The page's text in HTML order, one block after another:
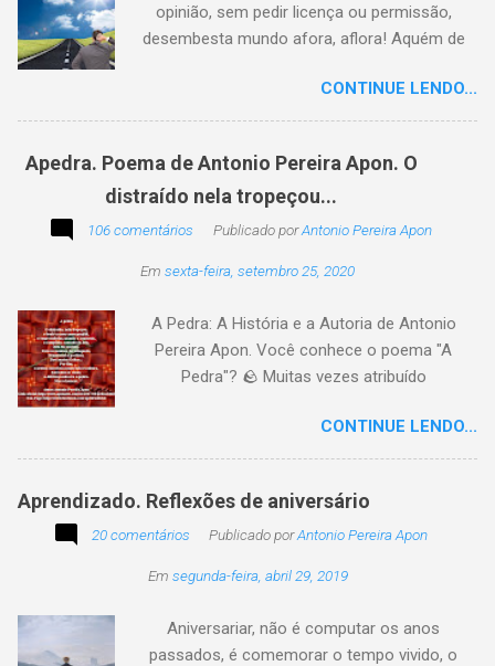
opinião, sem pedir licença ou permissão,
desembesta mundo afora, aflora! Aquém de
sem pitaco, intromissão... Antonio Pereira
Apon. No blog Filosofando na vida , a
uma frase, verso,
poesia, pensamento, mensagem… Sobre uma
imagem postada a cada quinzena. Acima, a
participação na segunda edição dessa
encantando . Segue a sós o caminhante,
itinerante pensador, sob o céu, sobre o
caminho, toca a vida a caminhar. Vem de
não tarda, não demora,
CONTINUE LENDO...
Apedra. Poema de Antonio Pereira Apon. O
distraído nela tropeçou...
106 comentários Publicado porAntonio Pereira Apon
Em sexta-feira, setembro 25, 2020
A Pedra: A História e a Autoria de Antonio
Pereira Apon. Você conhece o poema "A
Pedra"? 🪨 Muitas vezes atribuído
é, na verdade, de autoria de Antonio Pereira
Apon, publicado pela primeira vez em 1999 no
utilidade de um objeto depende da perspectiva
de quem o usa. Se você encontrar este texto
creditado a outros nomes, ajude-nos a
compartilhando o crédito correto.
CONTINUE LENDO...
Aprendizado. Reflexões de aniversário
20 comentários Publicado porAntonio Pereira Apon
Em segunda-feira, abril 29, 2019
Aniversariar, não é computar os anos
passados, é comemorar o tempo vivido, o